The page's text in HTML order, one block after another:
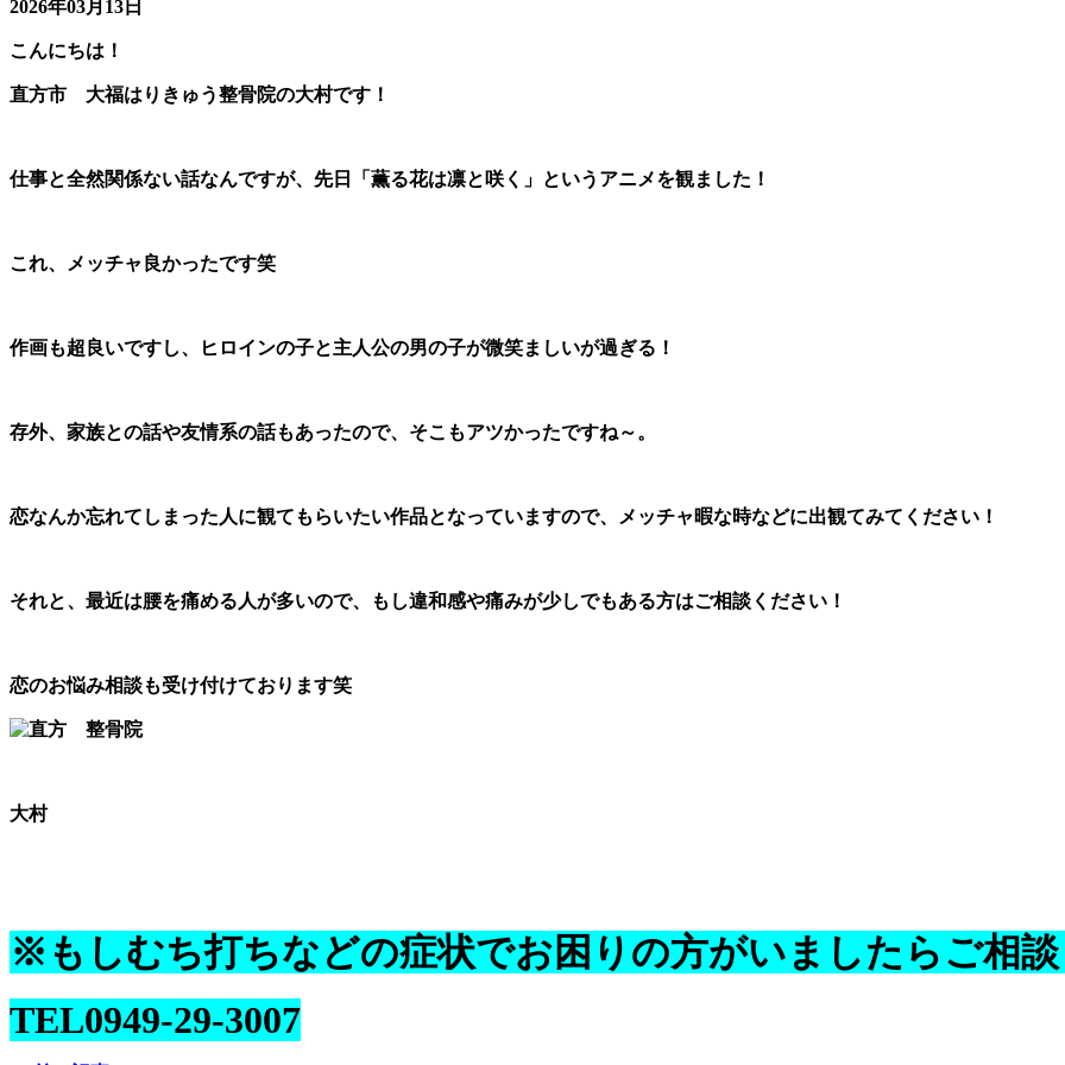
2026年03月13日
こんにちは！
直方市 大福はりきゅう整骨院の大村です！
仕事と全然関係ない話なんですが、先日「薫る花は凛と咲く」というアニメを観ました！
これ、メッチャ良かったです笑
作画も超良いですし、ヒロインの子と主人公の男の子が微笑ましいが過ぎる！
存外、家族との話や友情系の話もあったので、そこもアツかったですね～。
恋なんか忘れてしまった人に観てもらいたい作品となっていますので、メッチャ暇な時などに出観てみてください！
それと、最近は腰を痛める人が多いので、もし違和感や痛みが少しでもある方はご相談ください！
恋のお悩み相談も受け付けております笑
大村
※もしむち打ちなどの症状でお困りの方がいましたらご相談
TEL0949-29-3007